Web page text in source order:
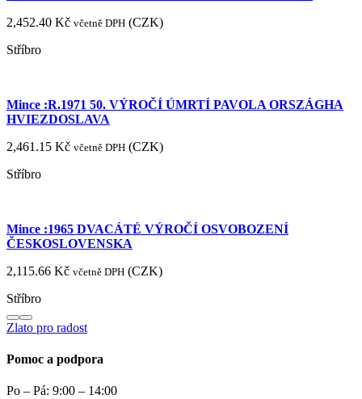
2,452.40 Kč včetně DPH (CZK)
Stříbro
Mince :R.1971 50. VÝROČÍ ÚMRTÍ PAVOLA ORSZÁGHA
HVIEZDOSLAVA
2,461.15 Kč včetně DPH (CZK)
Stříbro
Mince :1965 DVACÁTÉ VÝROČÍ OSVOBOZENÍ
ČESKOSLOVENSKA
2,115.66 Kč včetně DPH (CZK)
Stříbro
Zlato pro radost
Pomoc a podpora
Po – Pá: 9:00 – 14:00